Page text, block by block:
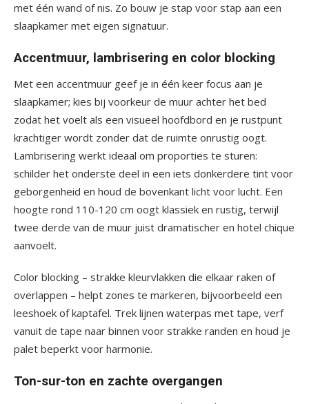
met één wand of nis. Zo bouw je stap voor stap aan een
slaapkamer met eigen signatuur.
Accentmuur, lambrisering en color blocking
Met een accentmuur geef je in één keer focus aan je
slaapkamer; kies bij voorkeur de muur achter het bed
zodat het voelt als een visueel hoofdbord en je rustpunt
krachtiger wordt zonder dat de ruimte onrustig oogt.
Lambrisering werkt ideaal om proporties te sturen:
schilder het onderste deel in een iets donkerdere tint voor
geborgenheid en houd de bovenkant licht voor lucht. Een
hoogte rond 110-120 cm oogt klassiek en rustig, terwijl
twee derde van de muur juist dramatischer en hotel chique
aanvoelt.
Color blocking – strakke kleurvlakken die elkaar raken of
overlappen – helpt zones te markeren, bijvoorbeeld een
leeshoek of kaptafel. Trek lijnen waterpas met tape, verf
vanuit de tape naar binnen voor strakke randen en houd je
palet beperkt voor harmonie.
Ton-sur-ton en zachte overgangen